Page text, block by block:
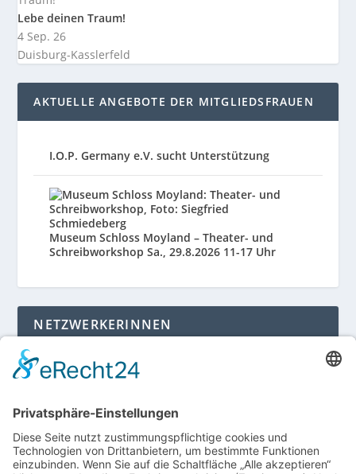
Lebe deinen Traum!
4 Sep. 26
Duisburg-Kasslerfeld
AKTUELLE ANGEBOTE DER MITGLIEDSFRAUEN
I.O.P. Germany e.V. sucht Unterstützung
Museum Schloss Moyland – Theater- und
Schreibworkshop Sa., 29.8.2026 11-17 Uhr
NETZWERKERINNEN
Login für Mitglieder
niederrhein?Hier gibt es weitere Informationen.
Für Mitgliedsfrauen: zum Erstellen eigener Angebote
und zum Bearbeiten des Unternehmensprofils bitte
einloggen!